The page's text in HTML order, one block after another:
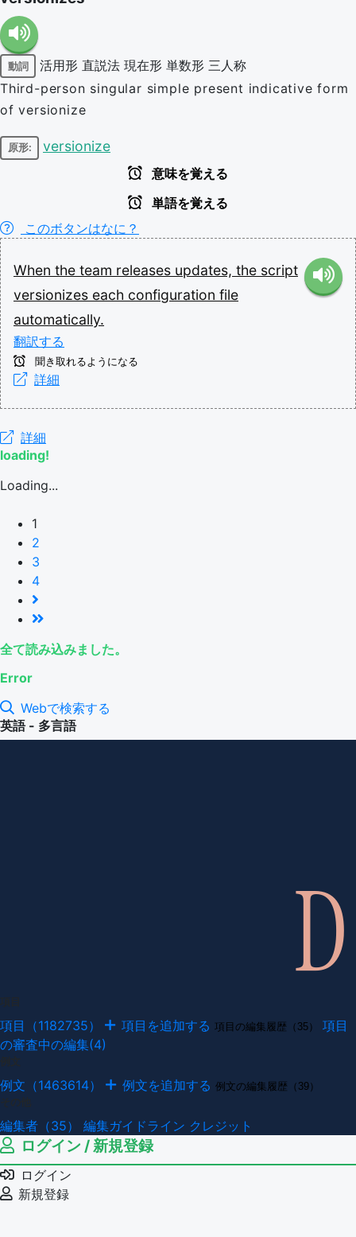
動詞 活用形 直説法 現在形 単数形 三人称
Third-person singular simple present indicative form
of versionize
原形: versionize
意味を覚える
単語を覚える
このボタンはなに？
When the team releases updates, the script
versionizes each configuration file
automatically.
翻訳する
聞き取れるようになる
詳細
詳細
loading!
Loading...
1
2
3
4
全て読み込みました。
Error
Webで検索する
英語 - 多言語
項目（1182735） 項目を追加する 項目の編集履歴（35）
項目
の審査中の編集(4)
例文（1463614） 例文を追加する 例文の編集履歴（39）
編集者（35） 編集ガイドライン クレジット
ログイン / 新規登録
ログイン
新規登録